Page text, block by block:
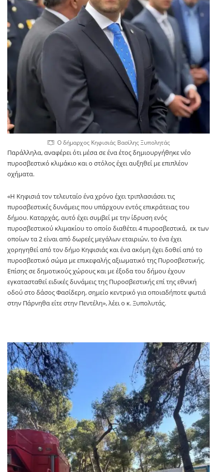
Ο δήμαρχος Κηφισιάς Βασίλης Ξυπολητάς
Παράλληλα, αναφέρει ότι μέσα σε ένα έτος δημιουργήθηκε νέο
πυροσβεστικό κλιμάκιο και ο στόλος έχει αυξηθεί με επιπλέον
οχήματα.
«Η Κηφισιά τον τελευταίο ένα χρόνο έχει τριπλασιάσει τις
πυροσβεστικές δυνάμεις που υπάρχουν εντός επικράτειας του
δήμου. Καταρχάς, αυτό έχει συμβεί με την ίδρυση ενός
πυροσβεστικού κλιμακίου το οποίο διαθέτει 4 πυροσβεστικά, εκ των
οποίων τα 2 είναι από δωρεές μεγάλων εταιριών, το ένα έχει
χορηγηθεί από τον δήμο Κηφισιάς και ένα ακόμη έχει δοθεί από το
πυροσβεστικό σώμα με επικεφαλής αξιωματικό της Πυροσβεστικής.
Επίσης σε δημοτικούς χώρους και με έξοδα του δήμου έχουν
εγκατασταθεί ειδικές δυνάμεις της Πυροσβεστικής επί της εθνική
οδού στο δάσος Φασίδερη, σημείο κεντρικό για οποιαδήποτε φωτιά
στην Πάρνηθα είτε στην Πεντέλη», λέει ο κ. Ξυπολυτάς.